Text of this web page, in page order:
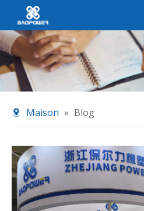
Maison » Blog